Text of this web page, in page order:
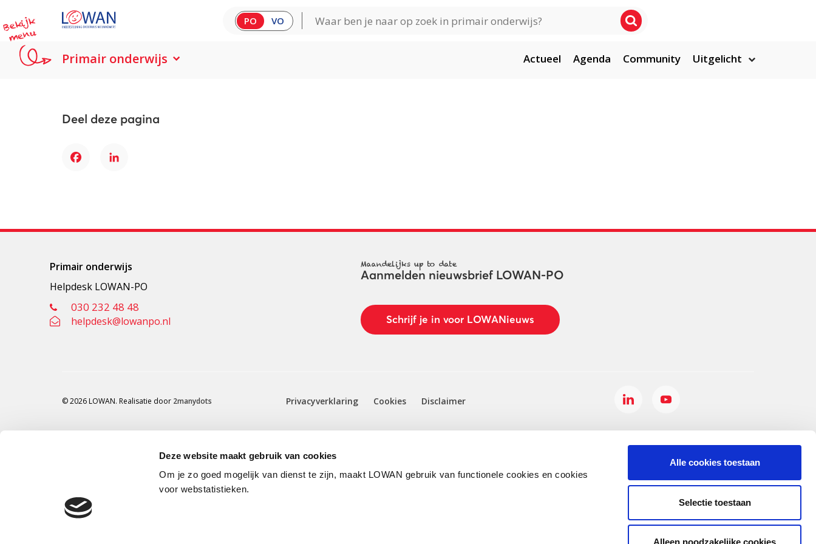
Deze website maakt gebruik van cookies
Om je zo goed mogelijk van dienst te zijn, maakt LOWAN gebruik van functionele cookies en cookies
voor webstatistieken.
Alle cookies toestaan
Selectie toestaan
Alleen noodzakelijke cookies
B
e
kij
k
m
e
n
u
PO VO
Primair onderwijs Actueel Agenda Community Uitgelicht
Deel deze pagina
FacebookLinkedIn
Primair onderwijs
Helpdesk LOWAN-PO
030 232 48 48
helpdesk@lowanpo.nl
Maandelijks up to date
Aanmelden nieuwsbrief LOWAN-PO
Schrijf je in voor LOWANieuws
© 2026 LOWAN. Realisatie door 2manydots Privacyverklaring Cookies Disclaimer